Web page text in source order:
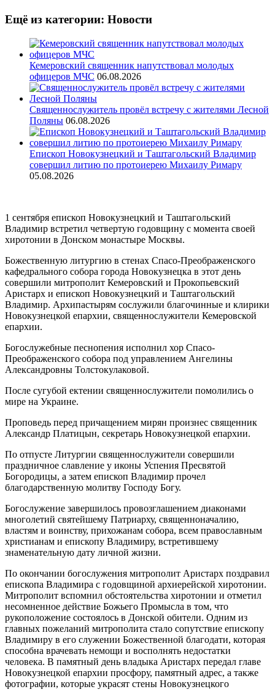
Ещё из категории: Новости
Кемеровский священник напутствовал молодых
офицеров МЧС 06.08.2026
Священнослужитель провёл встречу с жителями Лесной
Поляны 06.08.2026
Епископ Новокузнецкий и Таштагольский Владимир
совершил литию по протоиерею Михаилу Римару
05.08.2026
1 сентября епископ Новокузнецкий и Таштагольский
Владимир встретил четвертую годовщину с момента своей
хиротонии в Донском монастыре Москвы.
Божественную литургию в стенах Спасо-Преображенского
кафедрального собора города Новокузнецка в этот день
совершили митрополит Кемеровский и Прокопьевский
Аристарх и епископ Новокузнецкий и Таштагольский
Владимир. Архипастырям сослужили благочинные и клирики
Новокузнецкой епархии, священнослужители Кемеровской
епархии.
Богослужебные песнопения исполнил хор Спасо-
Преображенского собора под управлением Ангелины
Александровны Толстокулаковой.
После сугубой ектении священнослужители помолились о
мире на Украине.
Проповедь перед причащением мирян произнес священник
Александр Платицын, секретарь Новокузнецкой епархии.
По отпусте Литургии священнослужители совершили
праздничное славление у иконы Успения Пресвятой
Богородицы, а затем епископ Владимир прочел
благодарственную молитву Господу Богу.
Богослужение завершилось провозглашением диаконами
многолетий святейшему Патриарху, священноначалию,
властям и воинству, прихожанам собора, всем православным
христианам и епископу Владимиру, встретившему
знаменательную дату личной жизни.
По окончании богослужения митрополит Аристарх поздравил
епископа Владимира с годовщиной архиерейской хиротонии.
Митрополит вспомнил обстоятельства хиротонии и отметил
несомненное действие Божьего Промысла в том, что
рукоположение состоялось в Донской обители. Одним из
главных пожеланий митрополита стало сопутствие епископу
Владимиру в его служении Божественной благодати, которая
способна врачевать немощи и восполнять недостатки
человека. В памятный день владыка Аристарх передал главе
Новокузнецкой епархии просфору, памятный адрес, а также
фотографии, которые украсят стены Новокузнецкого